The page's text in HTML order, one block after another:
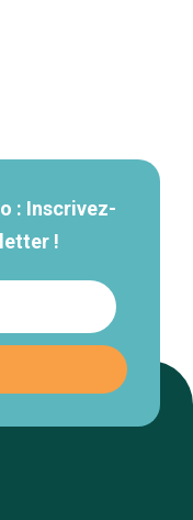
: Inscrivez-
!